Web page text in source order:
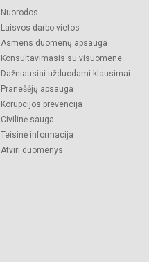
Nuorodos
Laisvos darbo vietos
Asmens duomenų apsauga
Konsultavimasis su visuomene
Dažniausiai užduodami klausimai
Pranešėjų apsauga
Korupcijos prevencija
Civilinė sauga
Teisinė informacija
Atviri duomenys